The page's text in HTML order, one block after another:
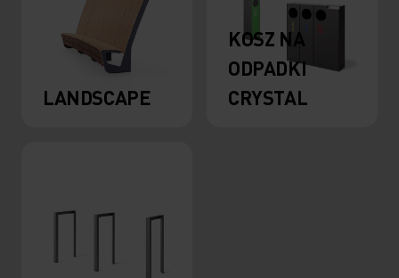
LANDSCAPE
KOSZ NA
ODPADKI
CRYSTAL